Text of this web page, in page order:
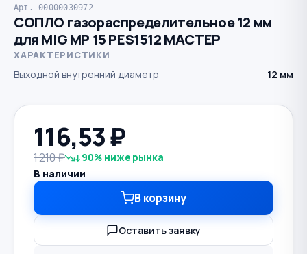
Арт. 00000030972
СОПЛО газораспределительное 12 мм
для MIG MP 15 PES1512 МАСТЕР
ХАРАКТЕРИСТИКИ
Выходной внутренний диаметр 12 мм
116,53₽
1 210 ₽ ↓90% ниже рынка
В наличии
В корзину
Оставить заявку